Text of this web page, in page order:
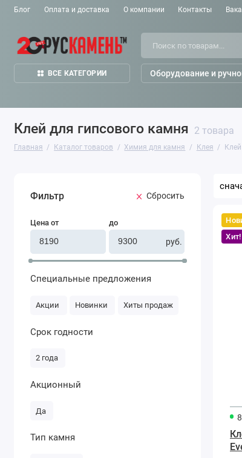
Блог Оплата и доставка О компании Контакты
ВСЕ КАТЕГОРИИ Оборудование и
Клей для гипсового камня 2 товара
Главная Каталог товаров Химия для камня Клея
Фильтр Cбросить
Сортировать
по:
Цена от до
руб.
Специальные предложения
Акции Новинки Хиты продаж
Срок годности
2 года
Акционный
Да
Тип камня
Клей
Akemi
Хит!